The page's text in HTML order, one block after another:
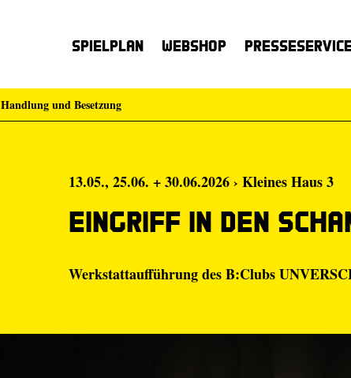
Spielplan Webshop
Handlung und Besetzung
13.05., 25.06. + 30.06.2026 › Kleines Haus 3
Eingriff in den
Werkstattaufführung des B:Clubs